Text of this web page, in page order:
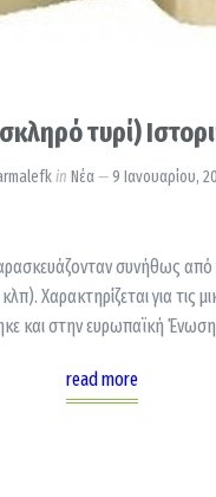
τυρί)
in Νέα 9 Ιανουαρίου,
συνήθως
Χαρακτηρίζεται για τις
και στην ευρωπαϊκή
read more